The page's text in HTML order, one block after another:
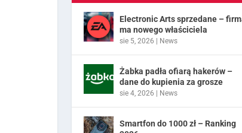
Electronic Arts sprzedane –
ma nowego właściciela
sie 5, 2026 | News
Żabka padła ofiarą hakerów –
dane do kupienia za grosze
sie 4, 2026 | News
Smartfon do 1000 zł – Ranking